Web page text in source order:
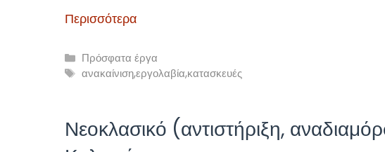
Περισσότερα
Κατηγορίες
Πρόσφατα έργα
Ετικέτες
ανακαίνιση,εργολαβία,κατασκευές
Νεοκλασικό (αντιστήριξη,